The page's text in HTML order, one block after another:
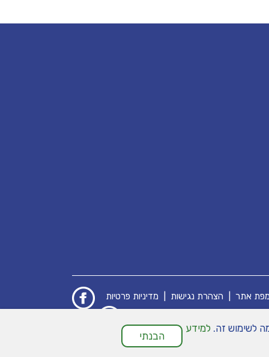
אתר הצהרת נגישות מדיניות פרטיות
למידע
הבנתי